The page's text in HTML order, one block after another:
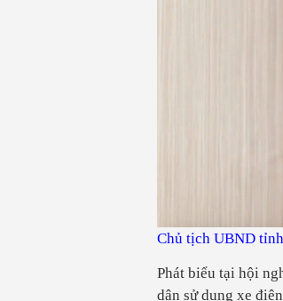
Chủ tịch UBND
Phát biểu tại hội
dân sử dụng xe